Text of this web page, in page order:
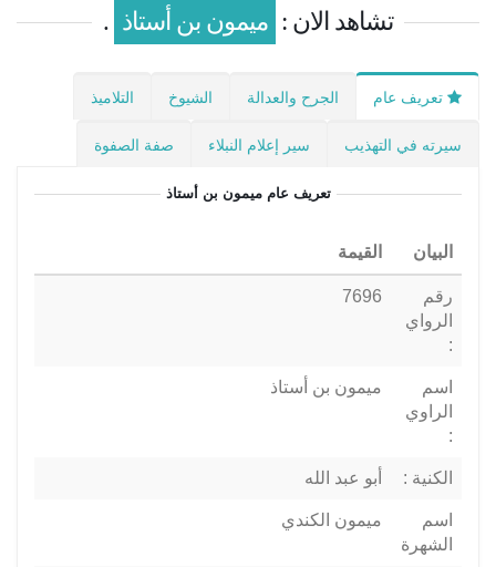
تشاهد الان : ميمون بن أستاذ .
تعريف عام الجرح والعدالة الشيوخ التلاميذ
سيرته في التهذيب سير إعلام النبلاء صفة الصفوة
تعريف عامميمون بن أستاذ
البيان القيمة
رقم
الرواي
:
7696
اسم
الراوي
:
ميمون بن أستاذ
الكنية : أبو عبد الله
اسم
الشهرة
ميمون الكندي